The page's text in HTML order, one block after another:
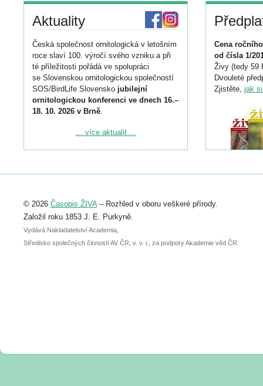
Aktuality
Česká společnost ornitologická v letošním
roce slaví 100. výročí svého vzniku a při
té příležitosti pořádá ve spolupráci
se Slovenskou ornitologickou společností
SOS/BirdLife Slovensko jubilejní
ornitologickou konferenci ve dnech 16.–
18. 10. 2026 v Brně.
Podrobnější informace ke konferenci
Registrovat se můžete do 6. září.
abstraktu přihlášené přednášky nebo
posteru je už 30. června.
... více aktualit ...
Cena
od čísla 1/
Živy (tedy 59
Dvouleté
Zjistěte, jak
© 2026 Časopis ŽIVA– Rozhled v oboru veškeré přírody.
Založil roku 1853 J. E. Purkyně.
Vydává Nakladatelství Academia,
Středisko společných činností AV ČR, v. v. i., za podpory Akademie věd ČR.